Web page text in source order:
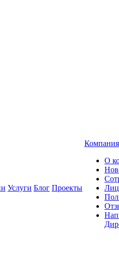
Услуги Блог Проекты
Компания
О